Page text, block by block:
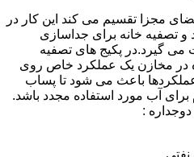
مجزا تقسیم می کند این کار در
و تصفیه خانه برای جداسازی
گیرد.در پکیج های تصفیه
در مخازن یک عملکرد خاص روی
باعث می شود تا پساب
برای آب مورد استفاده مجدد باشد.
دوجداره :